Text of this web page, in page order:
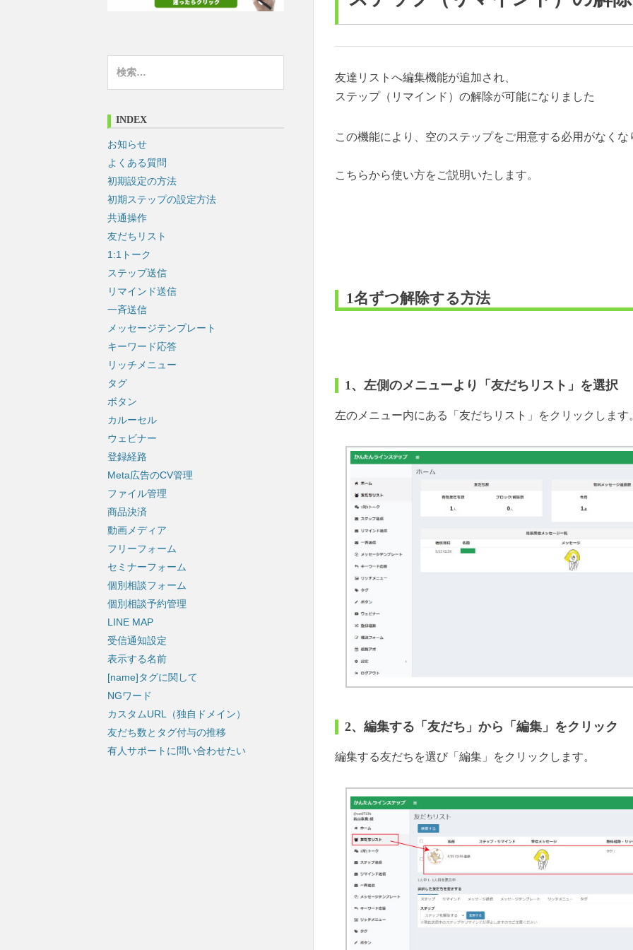
友達リストへ編集機能が追加され、
ステップ（リマインド）の解除が可能になりました
この機能により、空のステップをご用意する必用がなくな
こちらから使い方をご説明いたします。
1名ずつ解除する方法
1、左側のメニューより「友だちリスト」を選択
左のメニュー内にある「友だちリスト」をクリックします
2、編集する「友だち」から「編集」をクリック
編集する友だちを選び「編集」をクリックします。
検
INDEX
お知らせ
よくある質問
初期設定の方法
初期ステップの設定方法
共通操作
友だちリスト
1:1トーク
ステップ送信
リマインド送信
一斉送信
メッセージテンプレート
キーワード応答
リッチメニュー
タグ
ボタン
カルーセル
ウェビナー
登録経路
Meta広告のCV管理
ファイル管理
商品決済
動画メディア
フリーフォーム
セミナーフォーム
個別相談フォーム
個別相談予約管理
LINE MAP
受信通知設定
表示する名前
[name]タグに関して
NGワード
カスタムURL（独自ドメイン）
友だち数とタグ付与の推移
有人サポートに問い合わせたい